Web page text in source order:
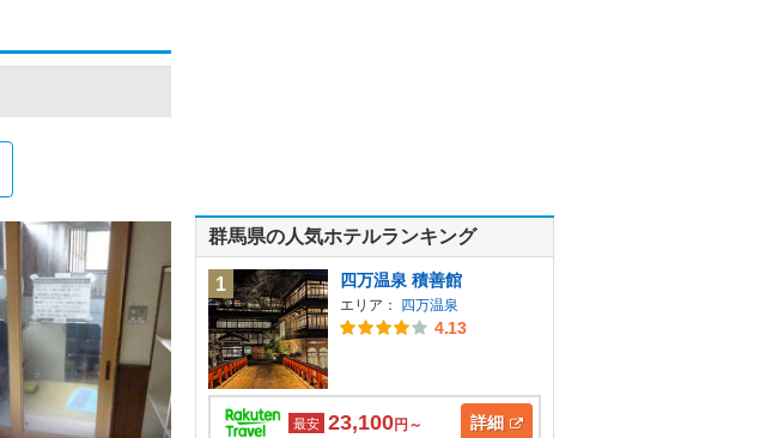
群馬県の人気ホテルランキング
1 四万温泉 積善館
エリア： 四万温泉
4.13
最安 23,100円～ 詳細